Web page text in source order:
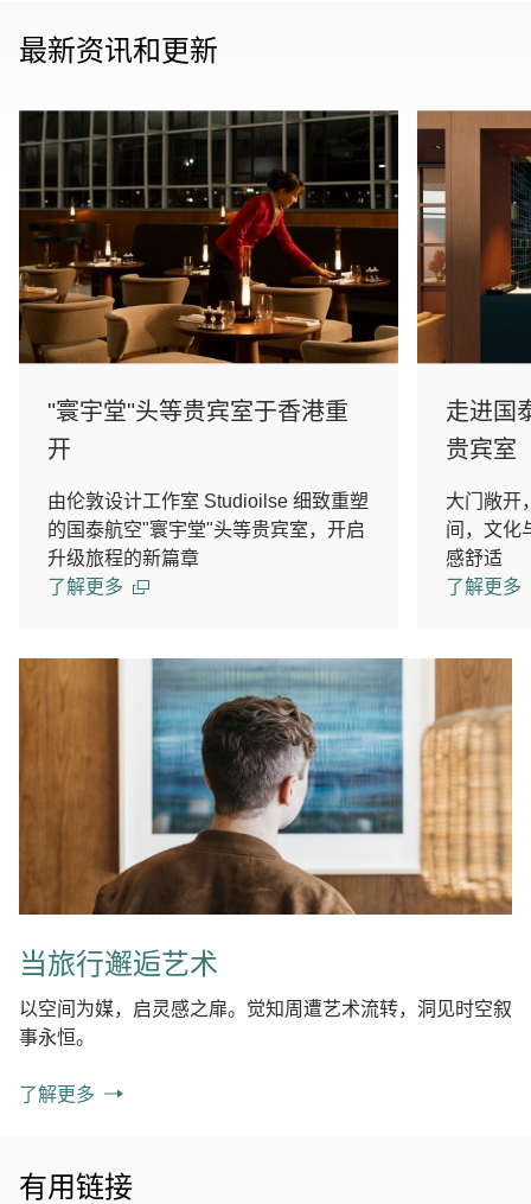
最新资讯和更新
"寰宇堂"头等贵宾室于香港重
开
由伦敦设计工作室 Studioilse 细致重塑
的国泰航空"寰宇堂"头等贵宾室，开启
升级旅程的新篇章
了解更多
走进国
贵宾室
大门敞开
间，文化
感舒适
了解更多
当旅行邂逅艺术
以空间为媒，启灵感之扉。觉知周遭艺术流转，洞见时空叙
事永恒。
了解更多
有用链接